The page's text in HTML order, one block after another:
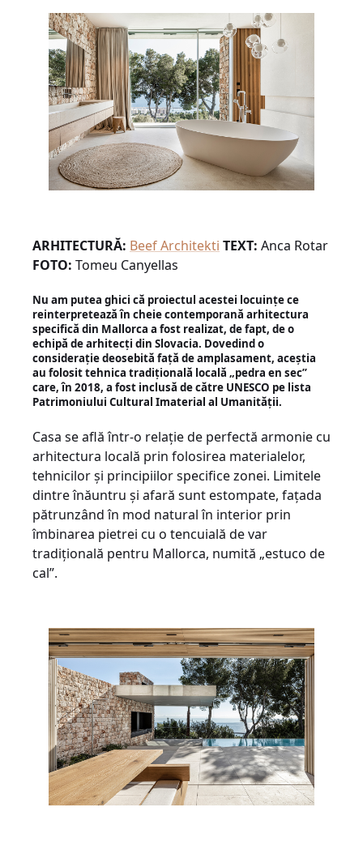
ARHITECTURĂ: Beef Architekti TEXT: Anca Rotar
FOTO: Tomeu Canyellas
Nu am putea ghici că proiectul acestei locuințe ce
reinterpretează în cheie contemporană arhitectura
specifică din Mallorca a fost realizat, de fapt, de o
echipă de arhitecți din Slovacia. Dovedind o
considerație deosebită față de amplasament, aceștia
au folosit tehnica tradițională locală „pedra en sec”
care, în 2018, a fost inclusă de către UNESCO pe lista
Patrimoniului Cultural Imaterial al Umanității.
Casa se află într-o relație de perfectă armonie cu
arhitectura locală prin folosirea materialelor,
tehnicilor și principiilor specifice zonei. Limitele
dintre înăuntru și afară sunt estompate, fațada
pătrunzând în mod natural în interior prin
îmbinarea pietrei cu o tencuială de var
tradițională pentru Mallorca, numită „estuco de
cal”.